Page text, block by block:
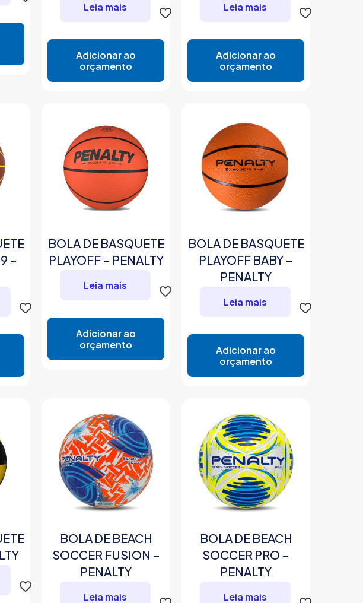
Leia mais
Adicionar ao
orçamento
Leia mais
Adicionar ao
orçamento
–
BOLA DE BASQUETE
PLAYOFF – PENALTY
Leia mais
Adicionar ao
orçamento
BOLA DE BASQUETE
PLAYOFF BABY –
PENALTY
Leia mais
Adicionar ao
orçamento
BOLA DE BEACH
SOCCER FUSION –
PENALTY
Leia mais
BOLA DE BEACH
SOCCER PRO –
PENALTY
Leia mais